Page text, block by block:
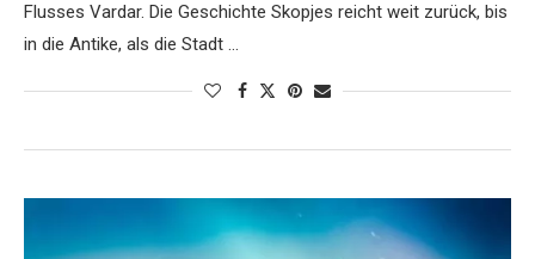
Flusses Vardar. Die Geschichte Skopjes reicht weit zurück, bis
in die Antike, als die Stadt …